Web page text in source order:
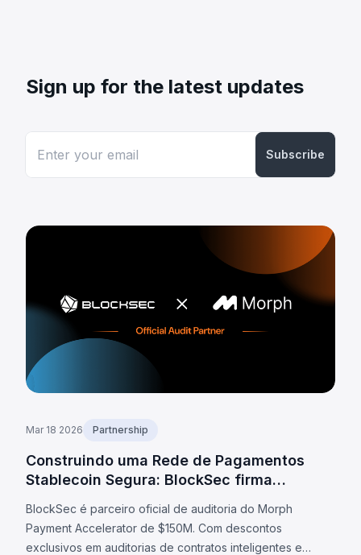
Sign up for the latest updates
Subscribe
Mar 18 2026 Partnership
Construindo uma Rede de Pagamentos
Stablecoin Segura: BlockSec firma
BlockSec é parceiro oficial de auditoria do Morph
Payment Accelerator de $150M. Com descontos
exclusivos em auditorias de contratos inteligentes e